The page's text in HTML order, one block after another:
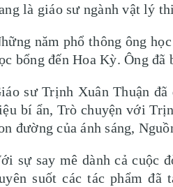
là giáo sư ngành vật lý
năm phổ thông ông
bổng đến Hoa Kỳ. Ông
sư Trịnh Xuân Thuận
bí ẩn, Trò chuyện với
đường của ánh sáng,
sự say mê dành cả cuộc
suốt các tác phẩm đã